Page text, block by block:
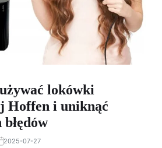
lokówki
Hoffen i uniknąć
2025-07-27